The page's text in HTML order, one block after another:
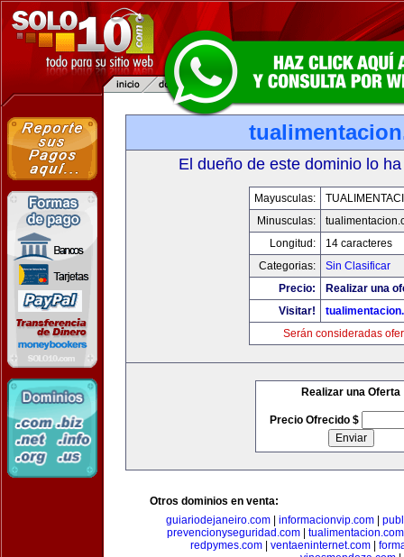
El dueño de este dominio lo
Mayusculas:
Minusculas:
Longitud:
14 caracteres
Categorias:
Sin Clasificar
Precio:
Realizar una
Visitar!
Serán consideradas
Realizar una Oferta
Precio Ofrecido $
Otros dominios en venta:
guiariodejaneiro.com| informacionvip.com|
prevencionyseguridad.com
tualimentacion.com
redpymes.com
ventaeninternet.com